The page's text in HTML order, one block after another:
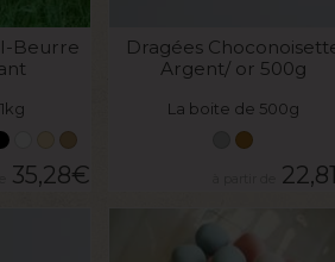
Beurre
35,28€
Dragées
Argent/ or 500g
La boite de 500g
22,81